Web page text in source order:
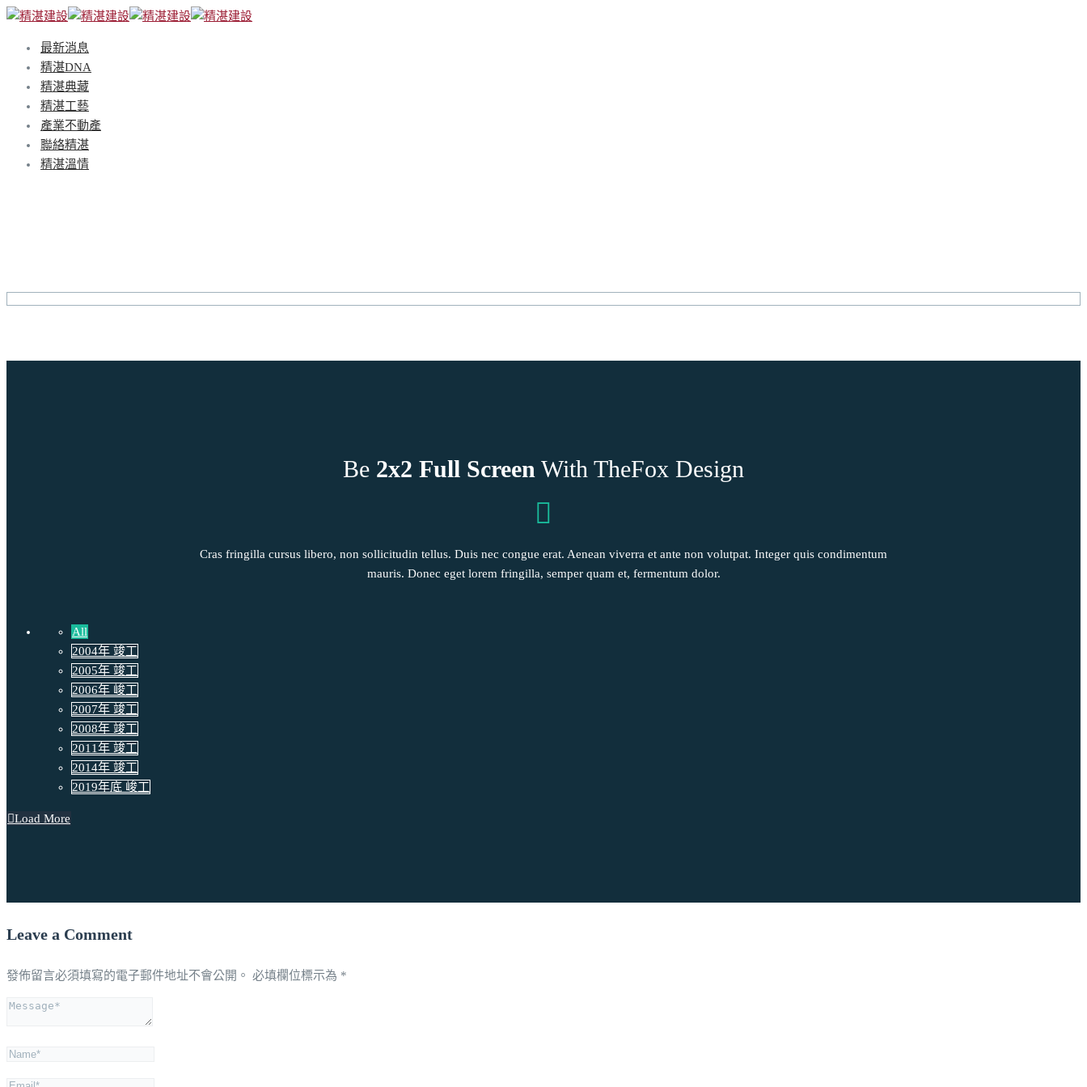
最新消息
精湛DNA
精湛典藏
精湛工藝
產業不動產
聯絡精湛
精湛溫情
Be 2x2 Full Screen With TheFox Design
Cras fringilla cursus libero, non sollicitudin tellus. Duis nec congue erat. Aenean viverra et ante non volutpat. Integer quis condimentum
mauris. Donec eget lorem fringilla, semper quam et, fermentum dolor.
All
2004年 竣工
2005年 竣工
2006年 峻工
2007年 竣工
2008年 竣工
2011年 竣工
2014年 竣工
2019年底 峻工
Load More
Leave a Comment
發佈留言必須填寫的電子郵件地址不會公開。 必填欄位標示為 *